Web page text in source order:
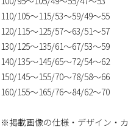
110/105～115/53～59/49～55
120/115～125/57～63/51～57
130/125～135/61～67/53～59
140/135～145/65～72/54～62
150/145～155/70～78/58～66
160/155～165/76～84/62～70
※掲載画像の仕様・デザイン・